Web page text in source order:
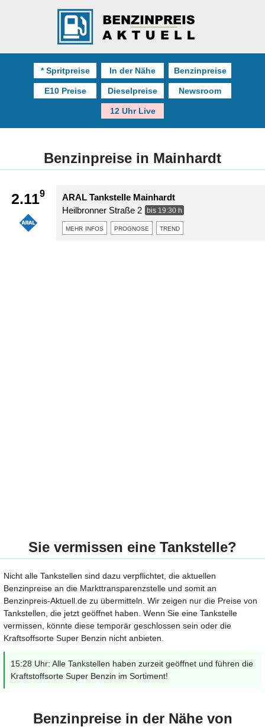
* Spritpreise In der Nähe Benzinpreise
E10 Preise Dieselpreise Newsroom
12 Uhr Live
Benzinpreise in Mainhardt
2.119
ARAL Tankstelle Mainhardt
Heilbronner Straße 2
bis 19:30 h
mehr infos prognose trend
Sie vermissen eine Tankstelle?
Nicht alle Tankstellen sind dazu verpflichtet, die aktuellen
Benzinpreise an die Markttransparenzstelle und somit an
Benzinpreis-Aktuell.de zu übermitteln. Wir zeigen nur die Preise von
Tankstellen, die jetzt geöffnet haben. Wenn Sie eine Tankstelle
vermissen, könnte diese temporär geschlossen sein oder die
Kraftsoffsorte Super Benzin nicht anbieten.
15:28 Uhr: Alle Tankstellen haben zurzeit geöffnet und führen die
Kraftstoffsorte Super Benzin im Sortiment!
Benzinpreise in der Nähe von